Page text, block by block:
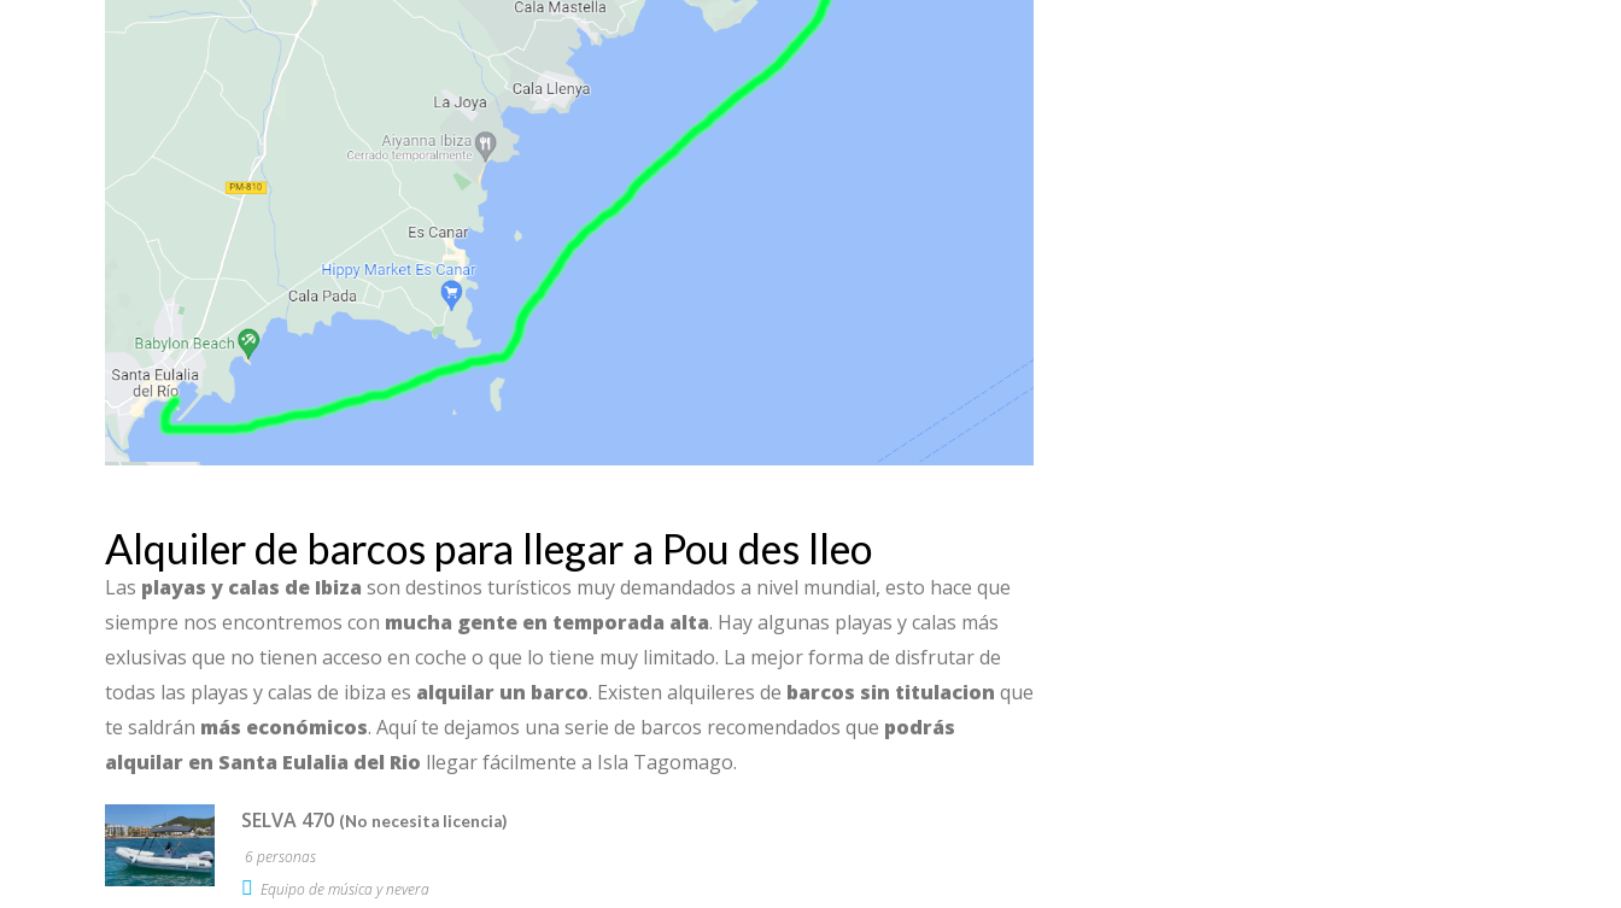
Alquiler de barcos para llegar a Pou des lleo
Las playas y calas de Ibiza son destinos turísticos muy demandados a nivel mundial, esto hace que
siempre nos encontremos con mucha gente en temporada alta. Hay algunas playas y calas más
exlusivas que no tienen acceso en coche o que lo tiene muy limitado. La mejor forma de disfrutar de
todas las playas y calas de ibiza es alquilar un barco. Existen alquileres de barcos sin titulacion que
te saldrán más económicos. Aquí te dejamos una serie de barcos recomendados que podrás
alquilar en Santa Eulalia del Rio llegar fácilmente a Isla Tagomago.
SELVA 470 (No necesita licencia)
6 personas
Equipo de música y nevera